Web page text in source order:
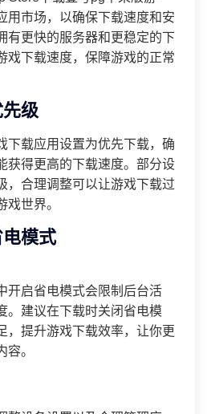
用市场，以确保下载速度和安
有更快的服务器和更稳定的下
戏下载速度，保障游戏的正常
级
下载应用设置为优先下载，确
获得更高的下载速度。部分设
，合理调整可以让游戏下载过
世界。
模式
开启省电模式会限制后台活
。建议在下载时关闭省电模
，提升游戏下载效率，让你更
。